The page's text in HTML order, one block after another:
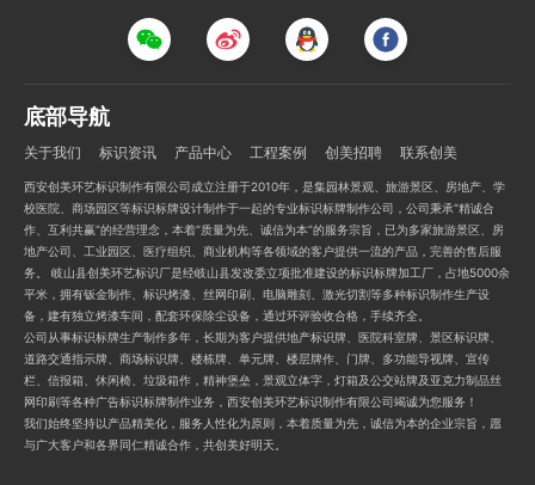
底部导航
关于我们 标识资讯 产品中心 工程案例 创美招聘 联系创美
西安创美环艺标识制作有限公司成立注册于2010年，是集园林景观、旅游景区、房地产、学
校医院、商场园区等标识标牌设计制作于一起的专业标识标牌制作公司，公司秉承“精诚合
作、互利共赢”的经营理念，本着“质量为先、诚信为本”的服务宗旨，已为多家旅游景区、房
地产公司、工业园区、医疗组织、商业机构等各领域的客户提供一流的产品，完善的售后服
务。 岐山县创美环艺标识厂是经岐山县发改委立项批准建设的标识标牌加工厂，占地5000余
平米，拥有钣金制作、标识烤漆、丝网印刷、电脑雕刻、激光切割等多种标识制作生产设
备，建有独立烤漆车间，配套环保除尘设备，通过环评验收合格，手续齐全。
公司从事标识标牌生产制作多年，长期为客户提供地产标识牌、医院科室牌、景区标识牌、
道路交通指示牌、商场标识牌、楼栋牌、单元牌、楼层牌作、门牌、多功能导视牌、宣传
栏、信报箱、休闲椅、垃圾箱作，精神堡垒，景观立体字，灯箱及公交站牌及亚克力制品丝
网印刷等各种广告标识标牌制作业务，西安创美环艺标识制作有限公司竭诚为您服务！
我们始终坚持以产品精美化，服务人性化为原则，本着质量为先，诚信为本的企业宗旨，愿
与广大客户和各界同仁精诚合作，共创美好明天。